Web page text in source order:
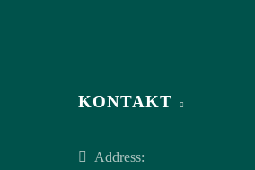
KONTAKT
Address: